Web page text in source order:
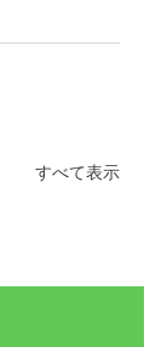
すべて表示